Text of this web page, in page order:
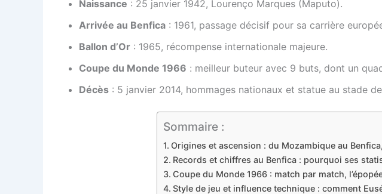
Naissance : 25 janvier 1942, Lourenço Marques (Maputo).
Arrivée au Benfica : 1961, passage décisif pour sa carrière
Ballon d’Or : 1965, récompense internationale majeure.
Coupe du Monde 1966 : meilleur buteur avec 9 buts, dont un
Décès : 5 janvier 2014, hommages nationaux et statue au stade
Sommaire :
Origines et ascension : du Mozambique au
Records et chiffres au Benfica : pourquoi ses
Coupe du Monde 1966 : match par match,
Style de jeu et influence technique : comment